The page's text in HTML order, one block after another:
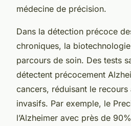
médecine de précision.
Dans la détection précoce
chroniques, la
parcours de soin. Des tests
détectent précocement
cancers, réduisant le recours
invasifs. Par exemple, le
l’Alzheimer avec près de